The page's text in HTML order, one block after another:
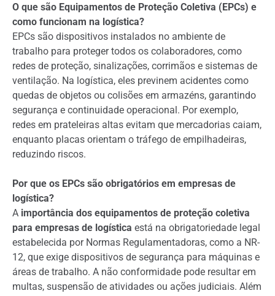
O que são Equipamentos de Proteção Coletiva (EPCs) e
como funcionam na logística?
EPCs são dispositivos instalados no ambiente de
trabalho para proteger todos os colaboradores, como
redes de proteção, sinalizações, corrimãos e sistemas de
ventilação. Na logística, eles previnem acidentes como
quedas de objetos ou colisões em armazéns, garantindo
segurança e continuidade operacional. Por exemplo,
redes em prateleiras altas evitam que mercadorias caiam,
enquanto placas orientam o tráfego de empilhadeiras,
reduzindo riscos.
Por que os EPCs são obrigatórios em empresas de
logística?
A importância dos equipamentos de proteção coletiva
para empresas de logística está na obrigatoriedade legal
estabelecida por Normas Regulamentadoras, como a NR-
12, que exige dispositivos de segurança para máquinas e
áreas de trabalho. A não conformidade pode resultar em
multas, suspensão de atividades ou ações judiciais. Além